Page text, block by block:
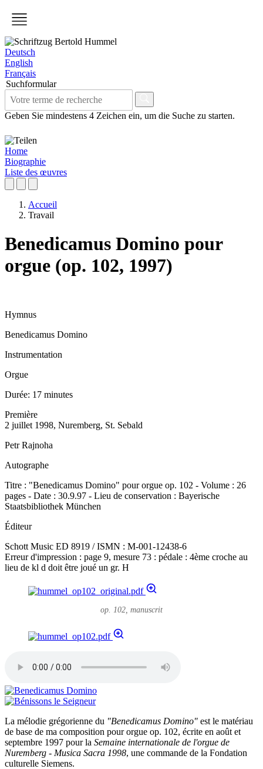
Deutsch
English
Français
Suchformular
Geben Sie mindestens 4 Zeichen ein, um die Suche zu starten.
Home
Biographie
Liste des œuvres
Accueil
Travail
Benedicamus Domino pour
orgue (op. 102, 1997)
Hymnus
Benedicamus Domino
Instrumentation
Orgue
Durée: 17 minutes
Première
2 juillet 1998, Nuremberg, St. Sebald
Petr Rajnoha
Autographe
Titre : "Benedicamus Domino" pour orgue op. 102 - Volume : 26
pages - Date : 30.9.97 - Lieu de conservation : Bayerische
Staatsbibliothek München
Éditeur
Schott Music ED 8919 / ISMN : M-001-12438-6
Erreur d'impression : page 9, mesure 73 : pédale : 4ème croche au
lieu de kl d doit être joué un gr. H
op. 102, manuscrit
La mélodie grégorienne du "Benedicamus Domino" est le matériau
de base de ma composition pour orgue op. 102, écrite en août et
septembre 1997 pour la Semaine internationale de l'orgue de
Nuremberg - Musica Sacra 1998, une commande de la Fondation
culturelle Siemens.